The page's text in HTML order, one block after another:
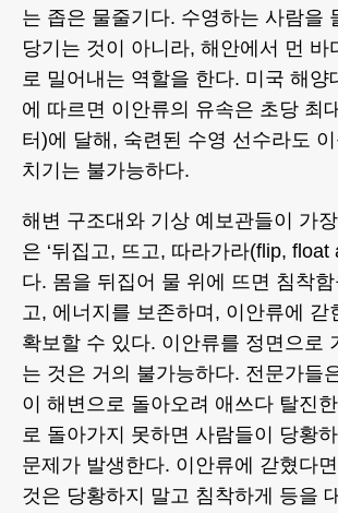
는 좁은 물줄기다. 수영하는 사람을
당기는 것이 아니라, 해안에서 먼 바
로 밀어내는 역할을 한다. 미국 해양
에 따르면 이안류의 유속은 초당 최
터)에 달해, 숙련된 수영 선수라도
치기는 불가능하다.
해변 구조대와 기상 예보관들이 가
은 ‘뒤집고, 뜨고, 따라가라(flip, float
다. 몸을 뒤집어 물 위에 뜨면 침착
고, 에너지를 보존하며, 이안류에 갇
확보할 수 있다. 이안류를 정면으로
는 것은 거의 불가능하다. 전문가들
이 해변으로 돌아오려 애쓰다 탈진한
로 돌아가지 못하면 사람들이 당황
문제가 발생한다. 이안류에 갇혔다
것은 당황하지 말고 침착하게 등을